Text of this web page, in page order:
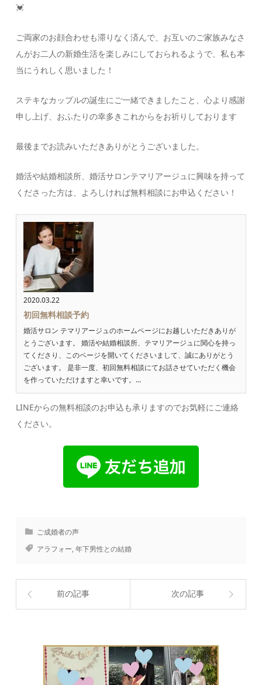
💓
ご両家のお顔合わせも滞りなく済んで、お互いのご家族みなさ
んがお二人の新婚生活を楽しみにしておられるようで、私も本
当にうれしく思いました！
ステキなカップルの誕生にご一緒できましたこと、心より感謝
申し上げ、おふたりの幸多きこれからをお祈りしております
最後までお読みいただきありがとうございました。
婚活や結婚相談所、婚活サロンテマリアージュに興味を持って
くださった方は、よろしければ無料相談にお申込ください！
2020.03.22
初回無料相談予約
婚活サロン テマリアージュのホームページにお越しいただきありが
とうございます。 婚活や結婚相談所、テマリアージュに関心を持っ
てくださり、このページを開いてくださいまして、誠にありがとう
ございます。 是非一度、初回無料相談にてお話させていただく機会
を作っていただけますと幸いです。...
LINEからの無料相談のお申込も承りますのでお気軽にご連絡
ください。
ご成婚者の声
アラフォー,年下男性との結婚
前の記事 次の記事